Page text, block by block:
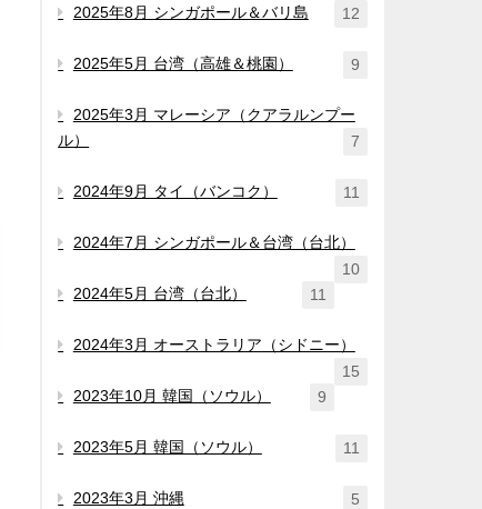
2025年8月 シンガポール＆バリ島 12
2025年5月 台湾（高雄＆桃園） 9
2025年3月 マレーシア（クアラルンプー
ル）
7
2024年9月 タイ（バンコク） 11
2024年7月 シンガポール＆台湾（台北）
10
2024年5月 台湾（台北）
11
2024年3月 オーストラリア（シドニー）
15
2023年10月 韓国（ソウル）
9
2023年5月 韓国（ソウル） 11
2023年3月 沖縄 5